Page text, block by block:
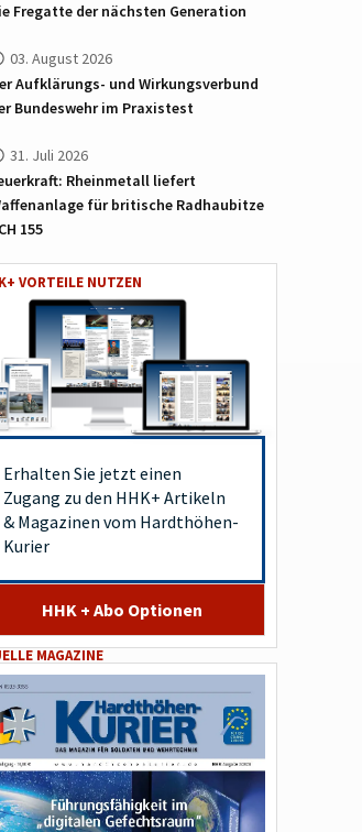
Fregatte der nächsten Generation
03. August 2026
Aufklärungs- und Wirkungsverbund
Bundeswehr im Praxistest
31. Juli 2026
Rheinmetall liefert
für britische Radhaubitze
155
VORTEILE NUTZEN
Erhalten Sie jetzt einen
Zugang zu den HHK+ Artikeln
& Magazinen vom Hardthöhen-
Kurier
HHK + Abo Optionen
MAGAZINE